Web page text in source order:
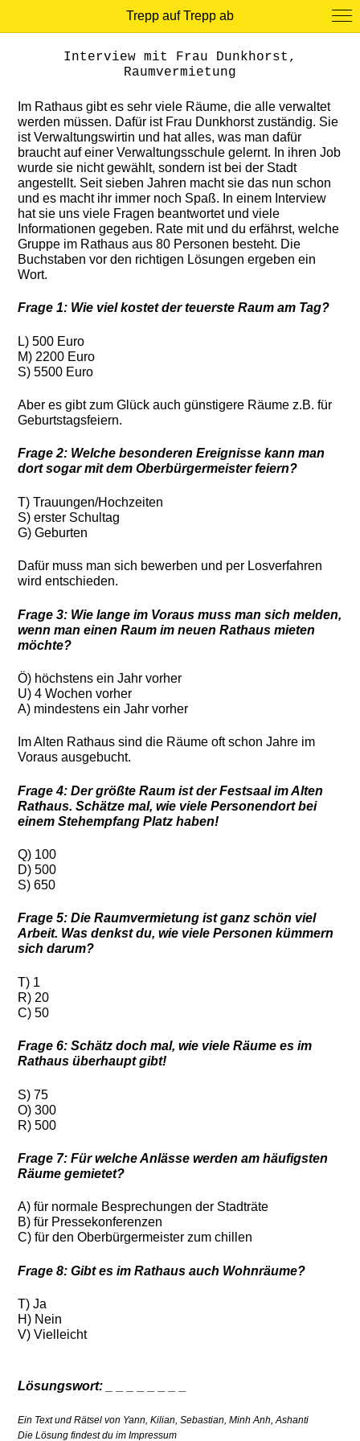
Trepp auf Trepp ab
Interview mit Frau Dunkhorst,
Raumvermietung
Im Rathaus gibt es sehr viele Räume, die alle verwaltet
werden müssen. Dafür ist Frau Dunkhorst zuständig. Sie
ist Verwaltungswirtin und hat alles, was man dafür
braucht auf einer Verwaltungsschule gelernt. In ihren Job
wurde sie nicht gewählt, sondern ist bei der Stadt
angestellt. Seit sieben Jahren macht sie das nun schon
und es macht ihr immer noch Spaß. In einem Interview
hat sie uns viele Fragen beantwortet und viele
Informationen gegeben. Rate mit und du erfährst, welche
Gruppe im Rathaus aus 80 Personen besteht. Die
Buchstaben vor den richtigen Lösungen ergeben ein
Wort.
Frage 1: Wie viel kostet der teuerste Raum am Tag?
L) 500 Euro
M) 2200 Euro
S) 5500 Euro
Aber es gibt zum Glück auch günstigere Räume z.B. für
Geburtstagsfeiern.
Frage 2: Welche besonderen Ereignisse kann man
dort sogar mit dem Oberbürgermeister feiern?
T) Trauungen/Hochzeiten
S) erster Schultag
G) Geburten
Dafür muss man sich bewerben und per Losverfahren
wird entschieden.
Frage 3: Wie lange im Voraus muss man sich melden,
wenn man einen Raum im neuen Rathaus mieten
möchte?
Ö) höchstens ein Jahr vorher
U) 4 Wochen vorher
A) mindestens ein Jahr vorher
Im Alten Rathaus sind die Räume oft schon Jahre im
Voraus ausgebucht.
Frage 4: Der größte Raum ist der Festsaal im Alten
Rathaus. Schätze mal, wie viele Personendort bei
einem Stehempfang Platz haben!
Q) 100
D) 500
S) 650
Frage 5: Die Raumvermietung ist ganz schön viel
Arbeit. Was denkst du, wie viele Personen kümmern
sich darum?
T) 1
R) 20
C) 50
Frage 6: Schätz doch mal, wie viele Räume es im
Rathaus überhaupt gibt!
S) 75
O) 300
R) 500
Frage 7: Für welche Anlässe werden am häufigsten
Räume gemietet?
A) für normale Besprechungen der Stadträte
B) für Pressekonferenzen
C) für den Oberbürgermeister zum chillen
Frage 8: Gibt es im Rathaus auch Wohnräume?
T) Ja
H) Nein
V) Vielleicht
Lösungswort: _ _ _ _ _ _ _ _
Ein Text und Rätsel von Yann, Kilian, Sebastian, Minh Anh, Ashanti
Die Lösung findest du im Impressum